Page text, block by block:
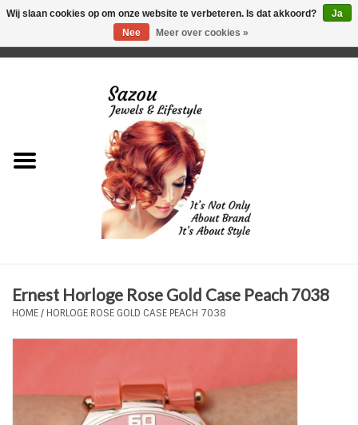
Just for Him
Plus Size Sieraden
Tassen en meer
Ernest Horloge Rose Gold Case Peach 7038
HOME/ HORLOGE ROSE GOLD CASE PEACH 7038
Wij slaan cookies op om onze website te verbeteren. Is dat akkoord?
Ja
Nee
Meer over cookies »